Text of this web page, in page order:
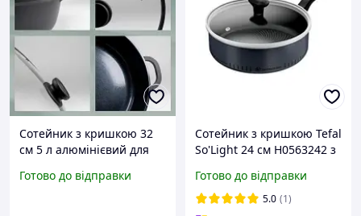
Сотейник з кришкою 32
см 5 л алюмінієвий для
жаркого, соусів і
Готово до відправки
Сотейник з кришкою Tefal
So'Light 24 см H0563242 з
Готово до відправки
5.0 (1)